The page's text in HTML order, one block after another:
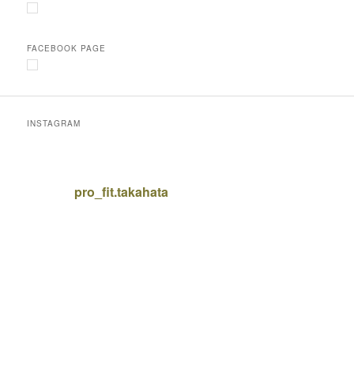
FACEBOOK PAGE
INSTAGRAM
pro_fit.takahata